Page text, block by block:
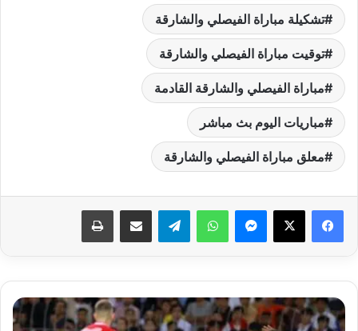
تشكيلة مباراة الفيصلي والشارقة
توقيت مباراة الفيصلي والشارقة
مباراة الفيصلي والشارقة القادمة
مباريات اليوم بث مباشر
معلق مباراة الفيصلي والشارقة
فيسبوك ‫X ماسنجر واتساب تيلقرام مشاركة عبر البريد طباعة
بث
مباشر